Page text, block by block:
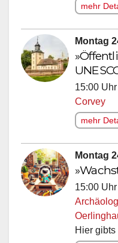
mehr
Montag
15:00 Uhr
Corvey
mehr
Montag
15:00 Uhr
Hier gibts